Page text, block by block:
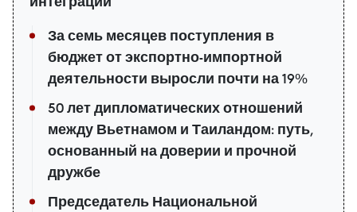
За семь месяцев поступления в
бюджет от экспортно-импортной
деятельности выросли почти на 19%
50 лет дипломатических отношений
между Вьетнамом и Таиландом: путь,
основанный на доверии и прочной
дружбе
Председатель Национальной